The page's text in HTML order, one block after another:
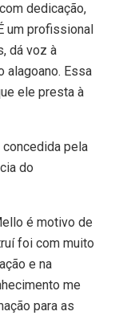
dedicação,
um profissional
dá voz à
alagoano. Essa
ele presta à
concedida pela
do
é motivo de
foi com muito
e na
me
para as